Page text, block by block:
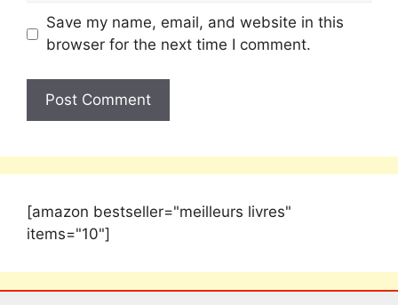
Save my name, email, and website in this
browser for the next time I comment.
[amazon bestseller="meilleurs livres"
items="10"]